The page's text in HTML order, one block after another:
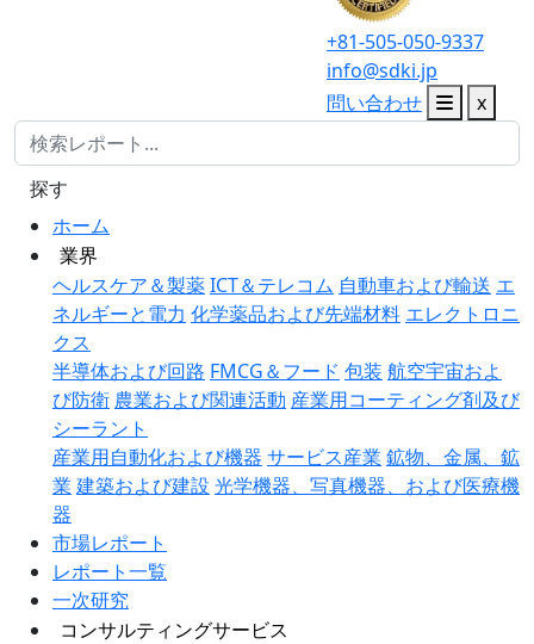
+81-505-050-9337
info@sdki.jp
問い合わせ
x
ホーム
業界
ヘルスケア＆製薬ICT＆テレコム 自動車および輸送 エ
ネルギーと電力 化学薬品および先端材料 エレクトロニ
クス
半導体および回路 FMCG＆フード 包装 航空宇宙およ
び防衛 農業および関連活動 産業用コーティング剤及び
シーラント
産業用自動化および機器 サービス産業 鉱物、金属、鉱
業 建築および建設 光学機器、写真機器、および医療機
器
市場レポート
レポート一覧
一次研究
コンサルティングサービス
探す